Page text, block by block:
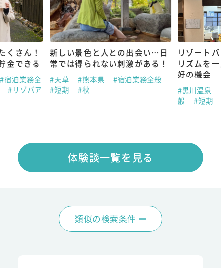
くさん！
金できる
#宿泊業務全
#リゾバア
新しい景色と人との出会い…日
常では得られない刺激がある！
#天草 #熊本県
#宿泊業務全般
#短期
#秋
リゾート
リズムを
好の機会
#黒川温泉
般
#短期
体験談一覧を見る
類似の検索条件